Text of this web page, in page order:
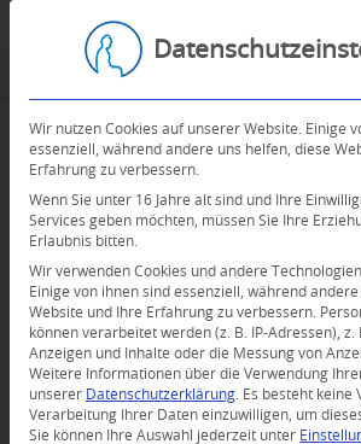
Wir nutzen Cookies auf unserer Website. Einige
essenziell, während andere uns helfen, diese
Erfahrung zu verbessern.
Wenn Sie unter 16 Jahre alt sind und Ihre
Services geben möchten, müssen Sie Ihre
Erlaubnis bitten.
Wir verwenden Cookies und andere
Einige von ihnen sind essenziell, während
Website und Ihre Erfahrung zu verbessern.
können verarbeitet werden (z. B. IP-Adressen),
Anzeigen und Inhalte oder die Messung von
Weitere Informationen über die Verwendung
unserer Datenschutzerklärung
Es besteht keine
Verarbeitung Ihrer Daten einzuwilligen, um
Sie können Ihre Auswahl jederzeit unter